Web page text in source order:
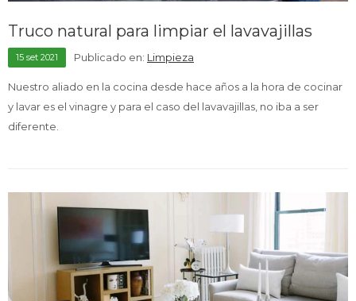
Truco natural para limpiar el lavavajillas
15 set 2021 Publicado en: Limpieza
Nuestro aliado en la cocina desde hace años a la hora de cocinar
y lavar es el vinagre y para el caso del lavavajillas, no iba a ser
diferente.
Local
Service